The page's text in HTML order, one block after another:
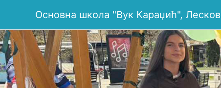
садржај
Основна школа "Вук Караџић",